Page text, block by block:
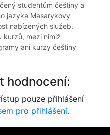
studentům češtiny a
jazyka Masarykovy
nabízených služeb.
kurzů, mezi nimiž
ani kurzy češtiny
hodnocení:
pouze přihlášení
pro přihlášení.